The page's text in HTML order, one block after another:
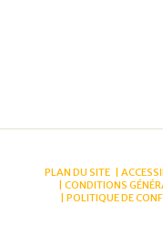
PLAN DU SITE
CONDITIONS
POLITIQUE DE